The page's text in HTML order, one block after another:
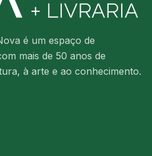
é um espaço de
mais de 50 anos de
à arte e ao conhecimento.